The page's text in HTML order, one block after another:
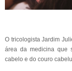
O tricologista Jardim
área da medicina que
cabelo e do couro